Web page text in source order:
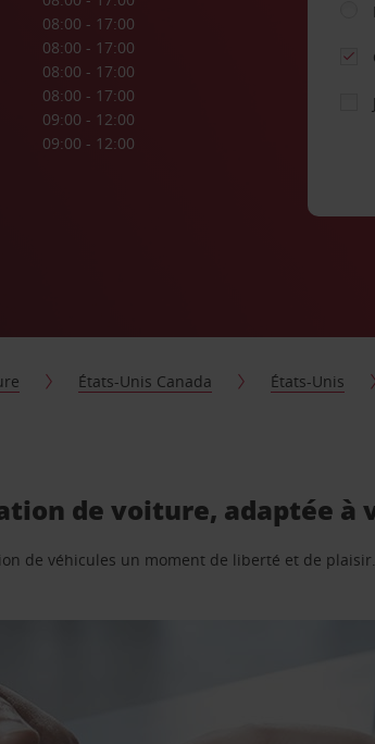
08:00 - 17:00
08:00 - 17:00
08:00 - 17:00
08:00 - 17:00
09:00 - 12:00
09:00 - 12:00
États-Unis Canada États-Unis
de voiture, adaptée à
de véhicules un moment de liberté et de